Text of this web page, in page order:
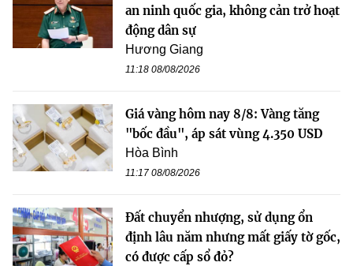
an ninh quốc gia, không cản trở hoạt
động dân sự
Hương Giang
11:18 08/08/2026
Giá vàng hôm nay 8/8: Vàng tăng
"bốc đầu", áp sát vùng 4.350 USD
Hòa Bình
11:17 08/08/2026
Đất chuyển nhượng, sử dụng ổn
định lâu năm nhưng mất giấy tờ gốc,
có được cấp sổ đỏ?